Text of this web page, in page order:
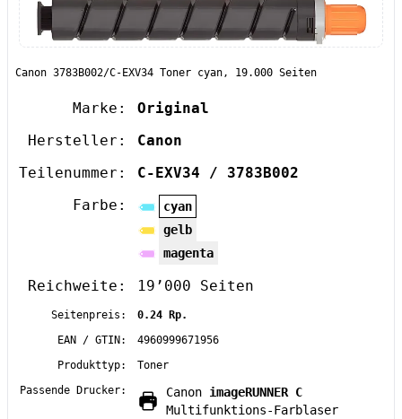
Canon 3783B002/C-EXV34 Toner cyan, 19.000 Seiten
Marke:
Original
Hersteller:
Canon
Teilenummer:
C-EXV34 / 3783B002
Farbe:
cyan
gelb
magenta
Reichweite: 19’000 Seiten
Seitenpreis:
0.24 Rp.
EAN / GTIN:
4960999671956
Produkttyp:
Toner
Passende Drucker:
Canon imageRUNNER C
Multifunktions-Farblaser